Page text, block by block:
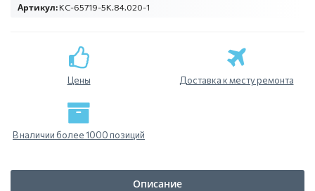
Артикул: КС-65719-5К.84.020-1
Цены Доставка к месту ремонта
В наличии более 1000 позиций
Описание